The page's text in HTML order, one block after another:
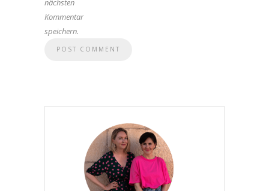
nächsten
Kommentar
speichern.